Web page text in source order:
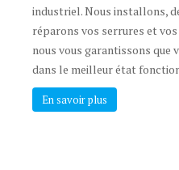
industriel. Nous installons,
réparons vos serrures et
nous vous garantissons
dans le meilleur état
En savoir plus